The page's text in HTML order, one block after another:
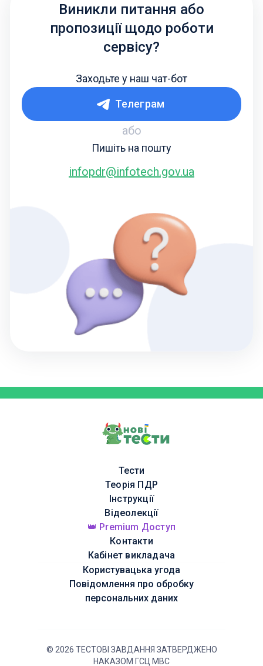
Виникли питання або
пропозиції щодо роботи
сервісу?
Заходьте у наш чат-бот
Телеграм
або
Пишіть на пошту
infopdr@infotech.gov.ua
Тести
Теорія ПДР
Інструкції
Відеолекції
👑 Premium Доступ
Контакти
Кабінет викладача
Користувацька угода
Повідомлення про обробку
персональних даних
© 2026 ТЕСТОВІ ЗАВДАННЯ ЗАТВЕРДЖЕНО
НАКАЗОМ ГСЦ МВС